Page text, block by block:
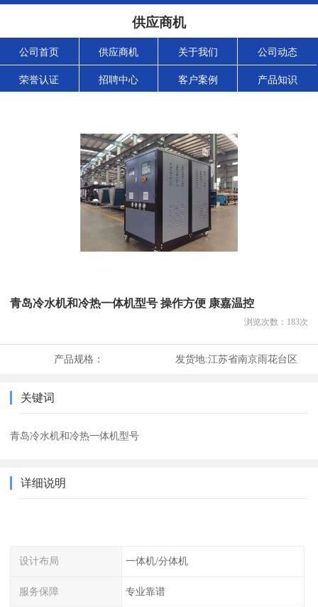
供应商机
公司首页 供应商机 关于我们 公司动态
荣誉认证 招聘中心 客户案例 产品知识
青岛冷水机和冷热一体机型号 操作方便 康嘉温控
浏览次数： 183次
产品规格： 发货地:江苏省南京雨花台区
关键词
青岛冷水机和冷热一体机型号
详细说明
设计布局 一体机/分体机
服务保障 专业靠谱